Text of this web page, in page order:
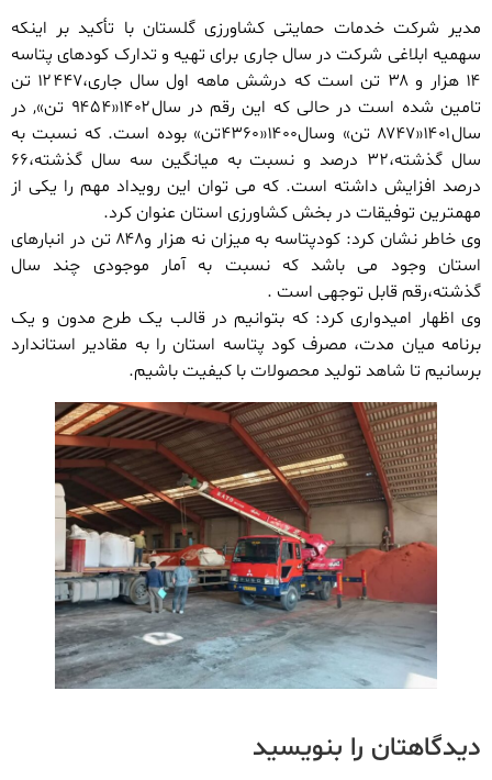
مدیر شرکت خدمات حمایتی کشاورزی گلستان با تأکید بر اینکه
سهمیه ابلاغی شرکت در سال جاری برای تهیه و تدارک کودهای پتاسه
۱۴ هزار و ۳۸ تن است که درشش ماهه اول سال جاری،۱۲۴۴۷ تن
تامین شده است در حالی که این رقم در سال۱۴۰۲«۹۴۵۴ تن», در
سال۱۴۰۱«۸۷۴۷ تن» وسال۱۴۰۰«۴۳۶۰تن» بوده است. که نسبت به
سال گذشته،۳۲ درصد و نسبت به میانگین سه سال گذشته،۶۶
درصد افزایش داشته است. که می توان این رویداد مهم را یکی از
مهمترین توفیقات در بخش کشاورزی استان عنوان کرد.
وی خاطر نشان کرد: کودپتاسه به میزان نه هزار و۸۴۸ تن در انبارهای
استان وجود می باشد که نسبت به آمار موجودی چند سال
گذشته،رقم قابل توجهی است .
وی اظهار امیدواری کرد: که بتوانیم در قالب یک طرح مدون و یک
برنامه میان مدت، مصرف کود پتاسه استان را به مقادیر استاندارد
برسانیم تا شاهد تولید محصولات با کیفیت باشیم.
دیدگاهتان را بنویسید